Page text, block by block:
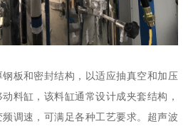
板和密封结构，以适应抽真空和加压
料缸，该料缸通常设计成夹套结构，
调速，可满足各种工艺要求。超声波